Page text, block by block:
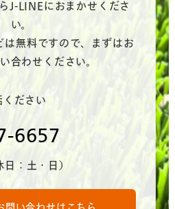
J-LINEにおまかせくださ
い。
は無料ですので、まずはお
合わせください。
ださい
6657
：土・日）